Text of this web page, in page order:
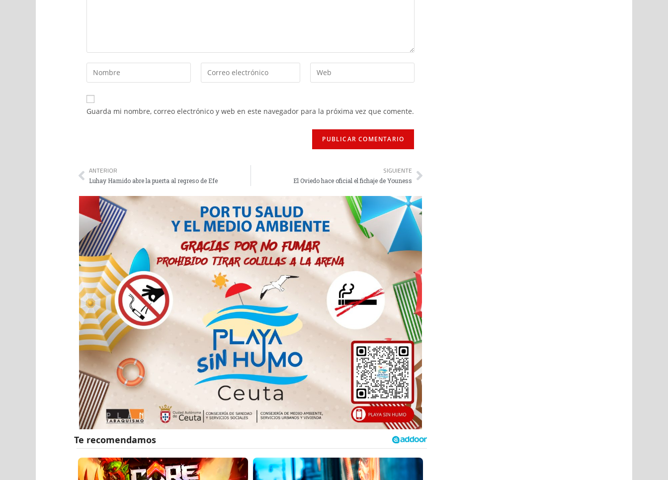
Guarda mi nombre, correo electrónico y web en este navegador para la próxima vez que comente.
ANTERIOR
Luhay Hamido abre la puerta al regreso de Efe
SIGUIENTE
El Oviedo hace oficial el fichaje de Youness